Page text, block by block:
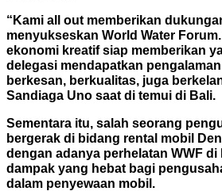
“Kami all out memberikan
menyukseskan World Water
ekonomi kreatif siap memberikan
delegasi mendapatkan
berkesan, berkualitas, juga
Sandiaga Uno saat di temui di Bali.
Sementara itu, salah seorang
bergerak di bidang rental mobil
dengan adanya perhelatan WWF di
dampak yang hebat bagi
dalam penyewaan mobil.